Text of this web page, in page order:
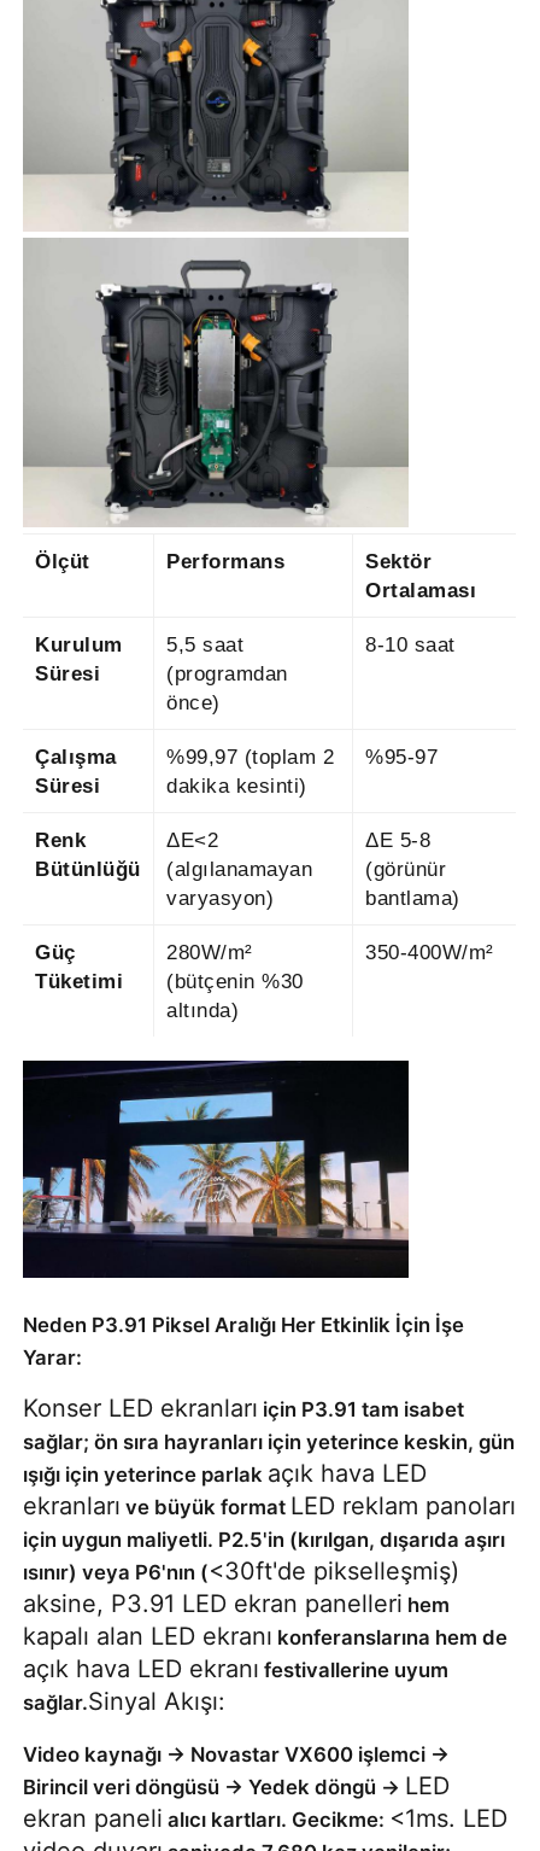
Ölçüt Performans
Sektör
Ortalaması
Kurulum
Süresi
5,5 saat
(programdan
önce)
8-10 saat
Çalışma
Süresi
%99,97 (toplam 2
dakika kesinti)
%95-97
Renk
Bütünlüğü
ΔE<2
(algılanamayan
varyasyon)
ΔE 5-8
(görünür
bantlama)
Güç
Tüketimi
280W/m²
(bütçenin %30
altında)
350-400W/m²
Neden P3.91 Piksel Aralığı Her Etkinlik İçin İşe
Yarar:
Konser LED ekranları için P3.91 tam isabet
sağlar; ön sıra hayranları için yeterince keskin, gün
ışığı için yeterince parlak açık hava LED
ekranları ve büyük format LED reklam panoları
için uygun maliyetli. P2.5'in (kırılgan, dışarıda aşırı
ısınır) veya P6'nın (<30ft'de pikselleşmiş)
aksine, P3.91 LED ekran panelleri hem
kapalı alan LED ekranı konferanslarına hem de
açık hava LED ekranı festivallerine uyum
sağlar.Sinyal Akışı:
Video kaynağı → Novastar VX600 işlemci →
Birincil veri döngüsü → Yedek döngü → LED
ekran paneli alıcı kartları. Gecikme: <1ms. LED